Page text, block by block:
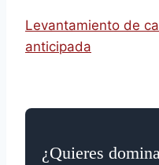
Levantamiento de
anticipada
¿Quieres